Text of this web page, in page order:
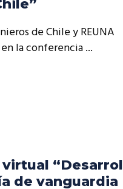
Cómo
de Chile y REUNA
la conferencia
de vanguardia